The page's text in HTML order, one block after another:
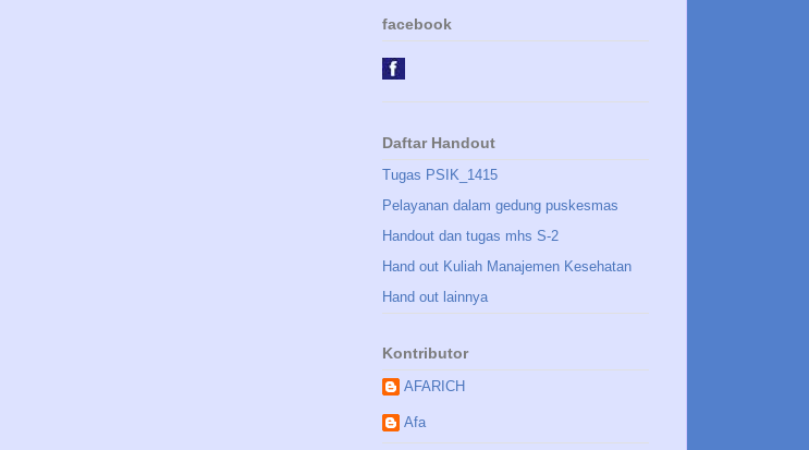
facebook
Daftar Handout
Tugas PSIK_1415
Pelayanan dalam gedung puskesmas
Handout dan tugas mhs S-2
Hand out Kuliah Manajemen Kesehatan
Hand out lainnya
Kontributor
AFARICH
Afa